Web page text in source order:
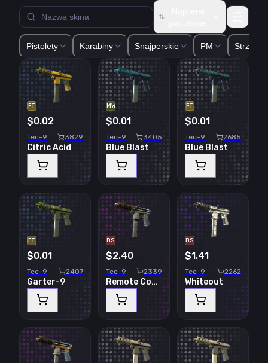
Pistolety Karabiny Snajperskie PM Strzelby
Glock-18USP-SP2000P250Five-SeveNTec-9CZ75-Auto
FT
$0.02
Tec-9 3829
Citric Acid
MW
$0.01
Tec-9 3405
Blue Blast
FT
$0.01
Tec-9 2685
Blue Blast
FT
$0.01
Tec-9 2407
Garter-9
BS
$2.40
Tec-9 2339
Remote Control
BS
$1.41
Tec-9 2262
Whiteout